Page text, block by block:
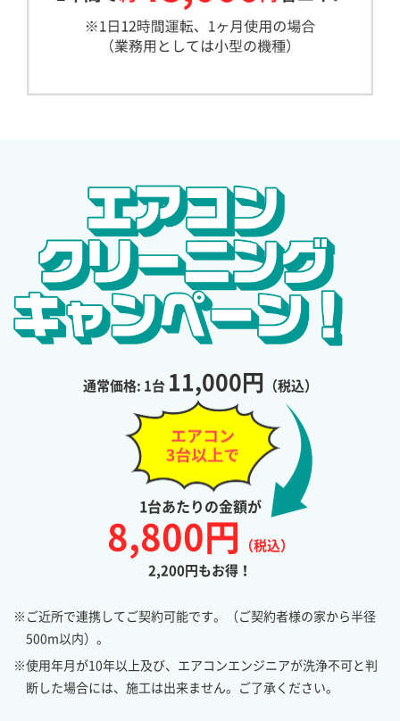
通常価格: 1台 11,000円 （税込）
1台あたりの金額が
8,800円 （税込）
2,200円もお得！
※ご近所で連携してご契約可能です。（ご契約者様の家から半径
500m以内）。
※使用年月が10年以上及び、エアコンエンジニアが洗浄不可と判
断した場合には、施工は出来ません。ご了承ください。